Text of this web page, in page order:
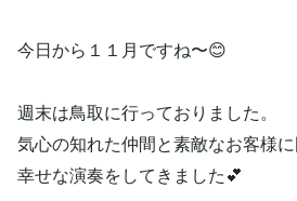
今日から１１月ですね〜😊
週末は鳥取に行っておりました。
気心の知れた仲間と素敵なお客様に
幸せな演奏をしてきました💕